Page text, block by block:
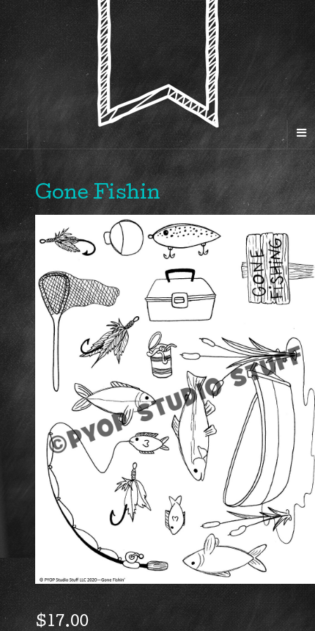
Gone Fishin
$17.00